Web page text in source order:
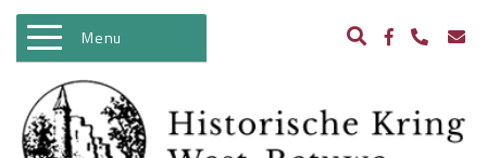
Menu
WELKOM
ACTIVITEITEN